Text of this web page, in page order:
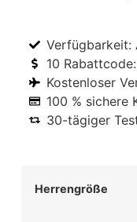
Verfügbarkeit:
10
Kostenloser
100 % sichere
30-tägiger
Herrengröße